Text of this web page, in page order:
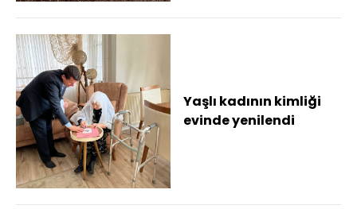
Yaşlı kadının kimliği
evinde yenilendi